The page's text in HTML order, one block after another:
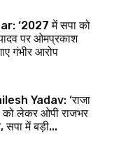
‘2027 में सपा को
पर ओमप्रकाश
गंभीर आरोप
Yadav: ‘राजा
को लेकर ओपी राजभर
में बड़ी...